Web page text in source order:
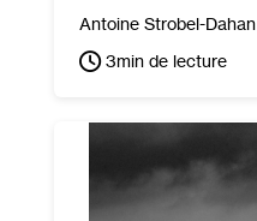
Antoine Strobel-Dahan
3min de lecture